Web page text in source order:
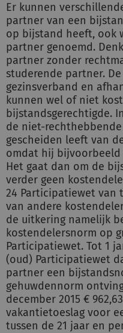
Er kunnen
partner van een
op bijstand heeft, ook
partner genoemd.
partner zonder
studerende partner.
gezinsverband en
kunnen wel of niet
bijstandsgerechtigde.
de niet-
gescheiden leeft van
omdat hij
Het gaat dan om de
verder geen
24 Participatiewet van
van andere
de uitkering namelijk
kostendelersnorm op
Participatiewet. Tot 1
(oud) Participatiewet
partner een
gehuwdennorm
december 2015 €
vakantietoeslag voor
tussen de 21 jaar en